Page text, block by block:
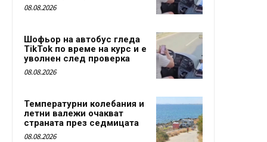
08.08.2026
Шофьор на автобус гледа
TikTok по време на курс и е
уволнен след проверка
08.08.2026
Температурни колебания и
летни валежи очакват
страната през седмицата
08.08.2026